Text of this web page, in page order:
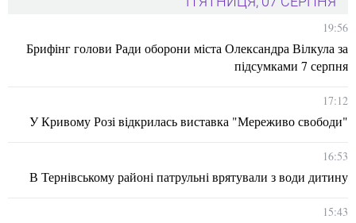
19:56
Брифінг голови Ради оборони міста Олександра Вілкула за
підсумками 7 серпня
17:12
У Кривому Розі відкрилась виставка "Мереживо свободи"
16:53
В Тернівському районі патрульні врятували з води дитину
15:43